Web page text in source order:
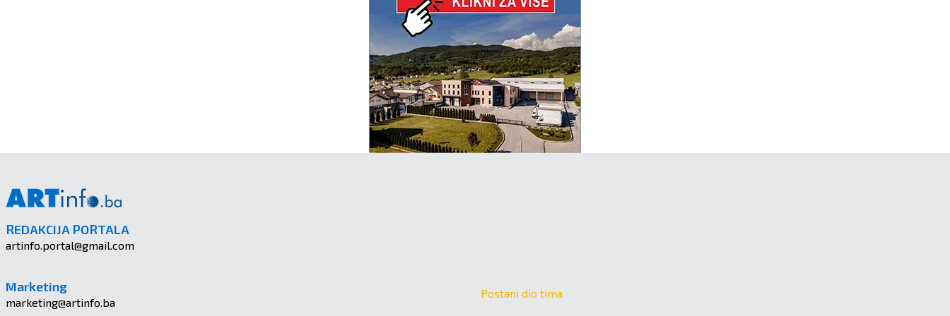
REDAKCIJA PORTALA
artinfo.portal@gmail.com
Marketing
marketing@artinfo.ba
Postani dio tima